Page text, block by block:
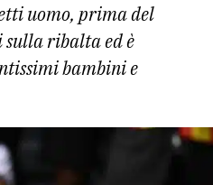
uomo, prima del
sulla ribalta ed è
bambini e